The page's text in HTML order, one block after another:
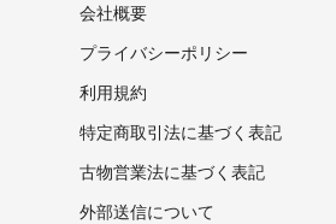
会社概要
プライバシーポリシー
利用規約
特定商取引法に基づく表記
古物営業法に基づく表記
外部送信について